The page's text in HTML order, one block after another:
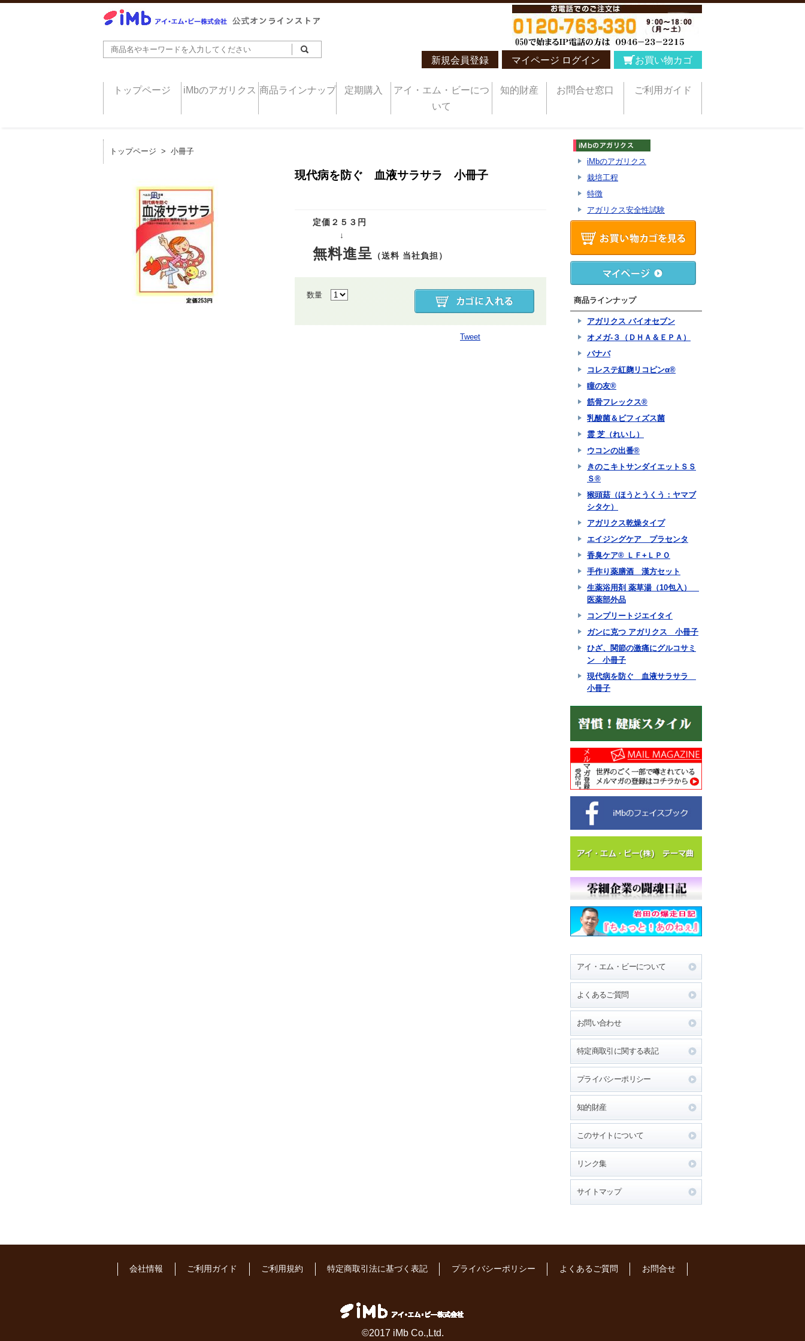
新規会員登録 マイページ ログイン お買い物カゴ
トップページ iMbのアガリクス 商品ラインナップ 定期購入
アイ・エム・ビーにつ
いて
知的財産 お問合せ窓口 ご利用ガイド
トップページ > 小冊子
現代病を防ぐ 血液サラサラ 小冊子
定価２５３円
↓
無料進呈 （送料 当社負担）
数量
Tweet
iMbのアガリクス
栽培工程
特徴
アガリクス安全性試験
商品ラインナップ
アガリクス バイオセブン
オメガ-３（ＤＨＡ＆ＥＰＡ）
バナバ
コレステ紅麹リコピンα®
瞳の友®
筋骨フレックス®
乳酸菌＆ビフィズス菌
霊 芝（れいし）
ウコンの出番®
きのこキトサンダイエットＳＳ
Ｓ®
猴頭菇（ほうとうくう：ヤマブ
シタケ）
アガリクス乾燥タイプ
エイジングケア プラセンタ
香臭ケア® ＬＦ+ＬＰＯ
手作り薬膳酒 漢方セット
生薬浴用剤 薬草湯（10包入）
医薬部外品
コンプリートジエイタイ
ガンに克つ アガリクス 小冊子
ひざ、関節の激痛にグルコサミ
ン 小冊子
現代病を防ぐ 血液サラサラ
小冊子
アイ・エム・ビーについて
よくあるご質問
お問い合わせ
特定商取引に関する表記
プライバシーポリシー
知的財産
このサイトについて
リンク集
サイトマップ
会社情報 ご利用ガイド ご利用規約 特定商取引法に基づく表記 プライバシーポリシー よくあるご質問 お問合せ
©2017 iMb Co.,Ltd.